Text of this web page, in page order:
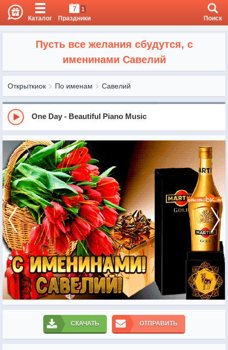
Каталог
7 1
Праздники Поиск
Пусть все желания сбудутся, с
именинами Савелий
Открыткиок По именам Савелий
One Day - Beautiful Piano Music
СКАЧАТЬ ОТПРАВИТЬ